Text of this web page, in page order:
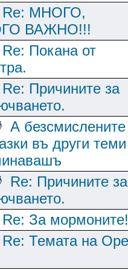
Re: МНОГО,
ВАЖНО!!!
Re: Покана от
Re: Причините за
А безсмислените
въ други теми
Re: Причините за
Re: За мормоните!
Re: Темата на